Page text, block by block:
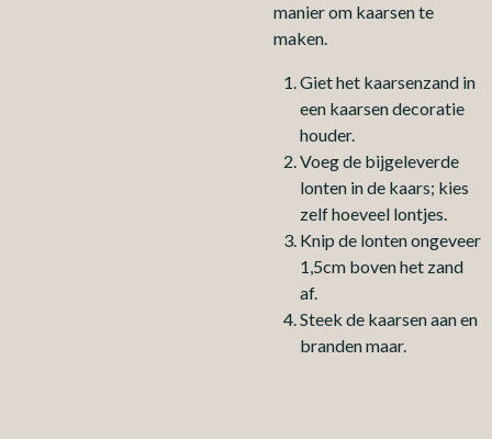
manier om kaarsen te
maken.
Giet het kaarsenzand in
een kaarsen decoratie
houder.
Voeg de bijgeleverde
lonten in de kaars; kies
zelf hoeveel lontjes.
Knip de lonten ongeveer
1,5cm boven het zand
af.
Steek de kaarsen aan en
branden maar.